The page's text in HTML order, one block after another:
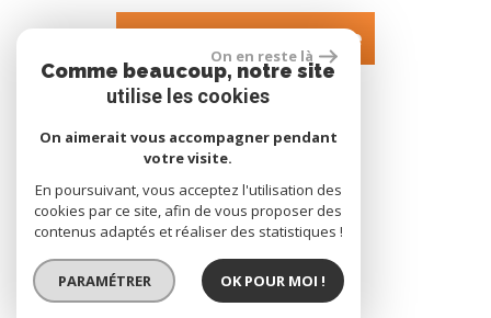
Espace propriétaire
site réalisé par
On en reste là
Comme beaucoup, notre site
utilise les cookies
On aimerait vous accompagner pendant
votre visite.
En poursuivant, vous acceptez l'utilisation des
cookies par ce site, afin de vous proposer des
contenus adaptés et réaliser des statistiques !
PARAMÉTRER OK POUR MOI !